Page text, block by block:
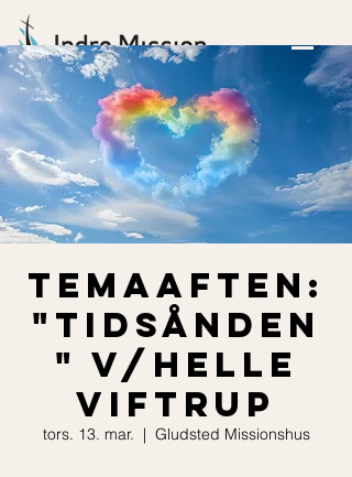
Temaaften:
"Tidsånden
" v/Helle
Viftrup
tors. 13. mar.
  |
Gludsted Missionshus